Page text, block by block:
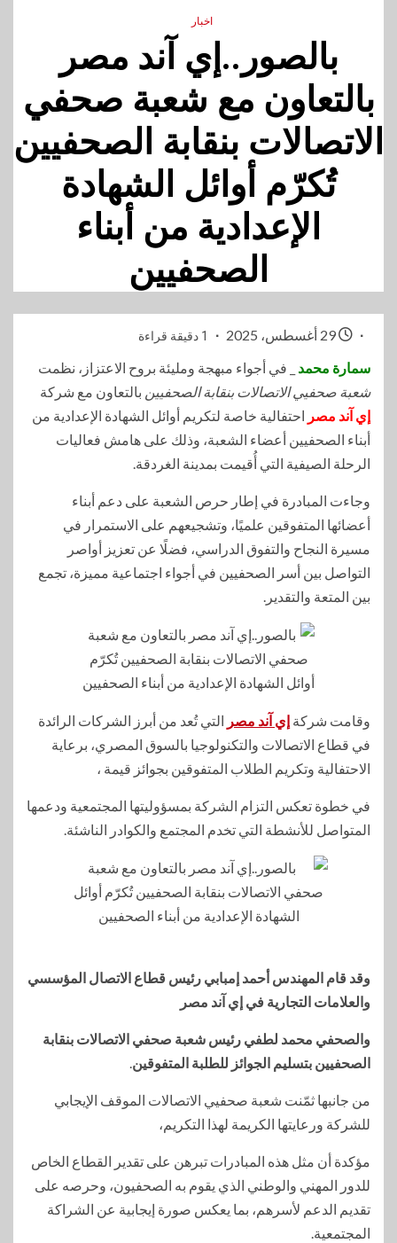
اخبار
بالصور..إي آند مصر
بالتعاون مع شعبة صحفي
الاتصالات بنقابة الصحفيين
تُكرّم أوائل الشهادة
الإعدادية من أبناء
الصحفيين
1 دقيقة قراءة
سمارة محمد _ في أجواء مبهجة ومليئة بروح الاعتزاز، نظمت
شعبة صحفيي الاتصالات بنقابة الصحفيين بالتعاون مع شركة
إي آند مصر احتفالية خاصة لتكريم أوائل الشهادة الإعدادية من
أبناء الصحفيين أعضاء الشعبة، وذلك على هامش فعاليات
الرحلة الصيفية التي أُقيمت بمدينة الغردقة.
وجاءت المبادرة في إطار حرص الشعبة على دعم أبناء
أعضائها المتفوقين علميًا، وتشجيعهم على الاستمرار في
مسيرة النجاح والتفوق الدراسي، فضلًا عن تعزيز أواصر
التواصل بين أسر الصحفيين في أجواء اجتماعية مميزة، تجمع
بين المتعة والتقدير.
وقامت شركة إي آند مصر التي تُعد من أبرز الشركات الرائدة
في قطاع الاتصالات والتكنولوجيا بالسوق المصري، برعاية
الاحتفالية وتكريم الطلاب المتفوقين بجوائز قيمة ،
في خطوة تعكس التزام الشركة بمسؤوليتها المجتمعية ودعمها
المتواصل للأنشطة التي تخدم المجتمع والكوادر الناشئة.
وقد قام المهندس أحمد إمبابي رئيس قطاع الاتصال المؤسسي
والعلامات التجارية في إي آند مصر
والصحفي محمد لطفي رئيس شعبة صحفي الاتصالات بنقابة
الصحفيين بتسليم الجوائز للطلبة المتفوقين.
من جانبها ثمّنت شعبة صحفيي الاتصالات الموقف الإيجابي
للشركة ورعايتها الكريمة لهذا التكريم،
مؤكدة أن مثل هذه المبادرات تبرهن على تقدير القطاع الخاص
للدور المهني والوطني الذي يقوم به الصحفيون، وحرصه على
تقديم الدعم لأسرهم، بما يعكس صورة إيجابية عن الشراكة
المجتمعية.